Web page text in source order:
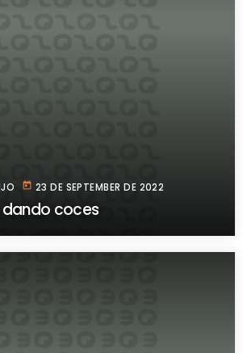
today 23 DE SEPTEMBER DE 2022
coces